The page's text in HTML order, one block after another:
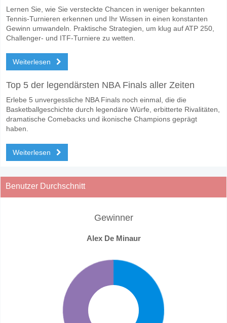
Lernen Sie, wie Sie versteckte Chancen in weniger bekannten
Tennis-Turnieren erkennen und Ihr Wissen in einen konstanten
Gewinn umwandeln. Praktische Strategien, um klug auf ATP 250,
Challenger- und ITF-Turniere zu wetten.
Weiterlesen
Top 5 der legendärsten NBA Finals aller Zeiten
Erlebe 5 unvergessliche NBA Finals noch einmal, die die
Basketballgeschichte durch legendäre Würfe, erbitterte Rivalitäten,
dramatische Comebacks und ikonische Champions geprägt
haben.
Weiterlesen
Benutzer Durchschnitt
Gewinner
Alex De Minaur